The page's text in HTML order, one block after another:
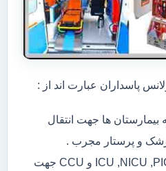
پاسداران عبارت اند از :
بیمارستان ها جهت انتقال
و پرستار مجرب .
اعزام آمبولانس های ICU ,NICU ,PICU و CCU جهت